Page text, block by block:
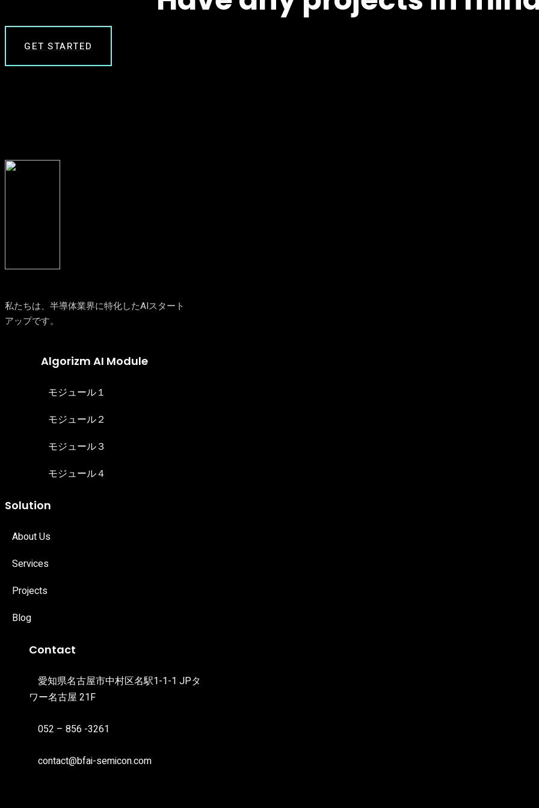
GET STARTED
私たちは、半導体業界に特化したAIスタート
アップです。
Algorizm AI Module
モジュール１
モジュール２
モジュール３
モジュール４
Solution
About Us
Services
Projects
Blog
Contact
愛知県名古屋市中村区名駅1-1-1 JPタ
ワー名古屋 21F
052 – 856 -3261
contact@bfai-semicon.com